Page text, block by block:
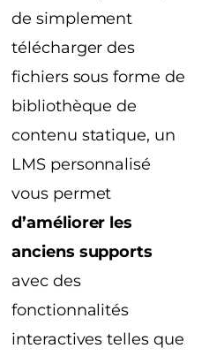
de simplement
télécharger des
fichiers sous forme de
bibliothèque de
contenu statique, un
LMS personnalisé
vous permet
d’améliorer les
anciens supports
avec des
fonctionnalités
interactives telles que